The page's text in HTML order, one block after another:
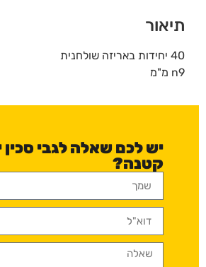
תיאור
40 יחידות באריזה שולחנית
n9 מ"מ
יש לכם שאלה לגבי סכין
קטנה?